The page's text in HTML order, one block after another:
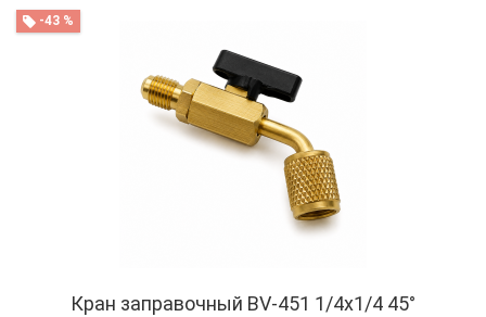
-43 %
Кран заправочный BV-451 1/4x1/4 45°